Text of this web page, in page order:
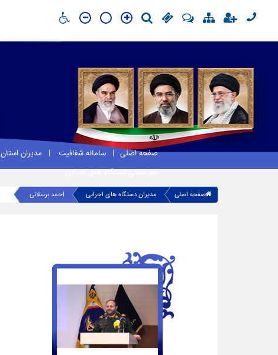
صفحه اصلی سامانه شفافیت مدیران استان
نظرسنجی دستگاه های اجرایی
صفحه اصلی مدیران دستگاه های اجرایی احمد برسلانی